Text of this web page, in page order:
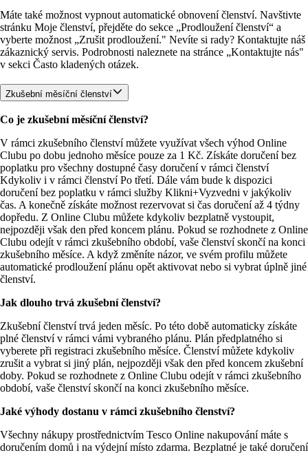
Máte také možnost vypnout automatické obnovení členství. Navštivte
stránku Moje členství, přejděte do sekce „Prodloužení členství“ a
vyberte možnost „Zrušit prodloužení." Nevíte si rady? Kontaktujte náš
zákaznický servis. Podrobnosti naleznete na stránce „Kontaktujte nás"
v sekci Často kladených otázek.
Zkušební měsíční členství
Co je zkušební měsíční členství?
V rámci zkušebního členství můžete využívat všech výhod Online
Clubu po dobu jednoho měsíce pouze za 1 Kč. Získáte doručení bez
poplatku pro všechny dostupné časy doručení v rámci členství
Kdykoliv i v rámci členství Po třetí. Dále vám bude k dispozici
doručení bez poplatku v rámci služby Klikni+Vyzvedni v jakýkoliv
čas. A konečně získáte možnost rezervovat si čas doručení až 4 týdny
dopředu. Z Online Clubu můžete kdykoliv bezplatně vystoupit,
nejpozději však den před koncem plánu. Pokud se rozhodnete z Online
Clubu odejít v rámci zkušebního období, vaše členství skončí na konci
zkušebního měsíce. A když změníte názor, ve svém profilu můžete
automatické prodloužení plánu opět aktivovat nebo si vybrat úplně jiné
členství.
Jak dlouho trvá zkušební členství?
Zkušební členství trvá jeden měsíc. Po této době automaticky získáte
plné členství v rámci vámi vybraného plánu. Plán předplatného si
vyberete při registraci zkušebního měsíce. Členství můžete kdykoliv
zrušit a vybrat si jiný plán, nejpozději však den před koncem zkušební
doby. Pokud se rozhodnete z Online Clubu odejít v rámci zkušebního
období, vaše členství skončí na konci zkušebního měsíce.
Jaké výhody dostanu v rámci zkušebního členství?
Všechny nákupy prostřednictvím Tesco Online nakupování máte s
doručením domů i na výdejní místo zdarma. Bezplatné je také doručení